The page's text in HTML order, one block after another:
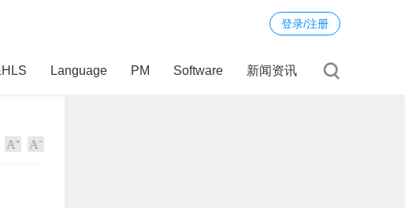
登录/注册
Language PM Software 新闻资讯